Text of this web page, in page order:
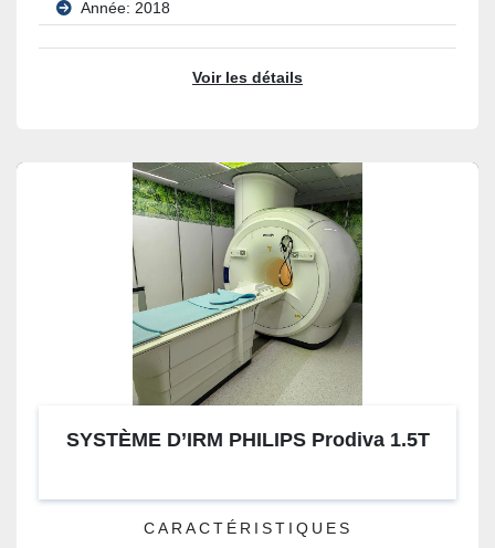
Année: 2018
Voir les détails
SYSTÈME D’IRM PHILIPS Prodiva 1.5T
CARACTÉRISTIQUES